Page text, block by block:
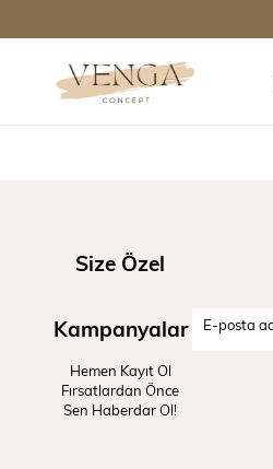
Size Özel
Kampanyalar
Hemen Kayıt Ol
Fırsatlardan Önce
Sen Haberdar Ol!